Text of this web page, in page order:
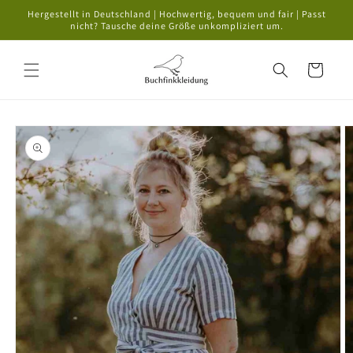
zum
Hergestellt in Deutschland | Hochwertig, bequem und fair | Passt
nicht? Tausche deine Größe unkompliziert um.
Warenkorb